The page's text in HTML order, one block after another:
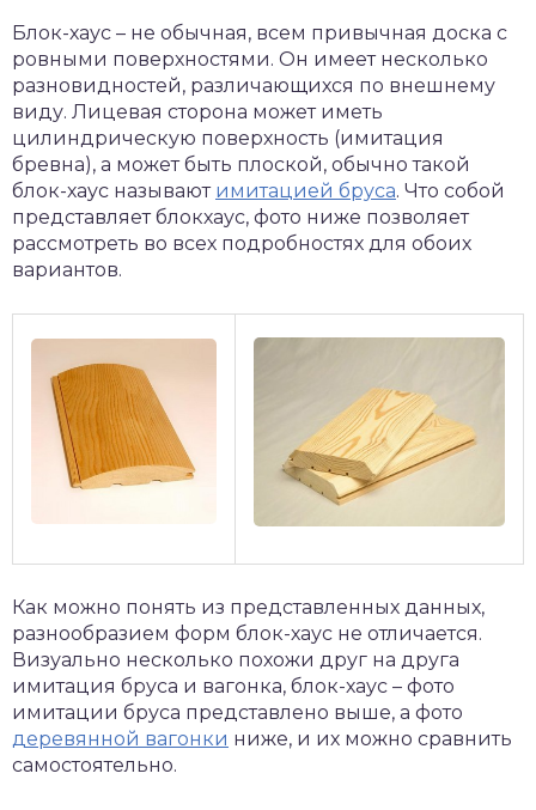
Блок-хаус – не обычная, всем привычная доска с
ровными поверхностями. Он имеет несколько
разновидностей, различающихся по внешнему
виду. Лицевая сторона может иметь
цилиндрическую поверхность (имитация
бревна), а может быть плоской, обычно такой
блок-хаус называют имитацией бруса. Что собой
представляет блокхаус, фото ниже позволяет
рассмотреть во всех подробностях для обоих
вариантов.
Как можно понять из представленных данных,
разнообразием форм блок-хаус не отличается.
Визуально несколько похожи друг на друга
имитация бруса и вагонка, блок-хаус – фото
имитации бруса представлено выше, а фото
деревянной вагонки ниже, и их можно сравнить
самостоятельно.